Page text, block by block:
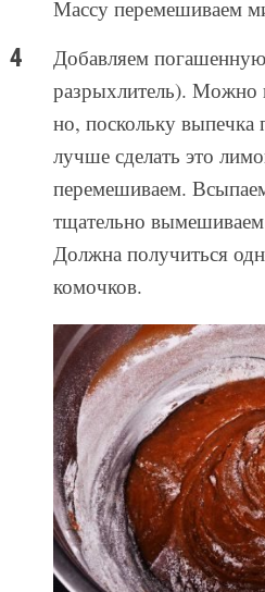
Массу перемешиваем
Добавляем
разрыхлитель). Можно
но, поскольку выпечка
лучше сделать это
перемешиваем.
тщательно
Должна получиться
комочков.